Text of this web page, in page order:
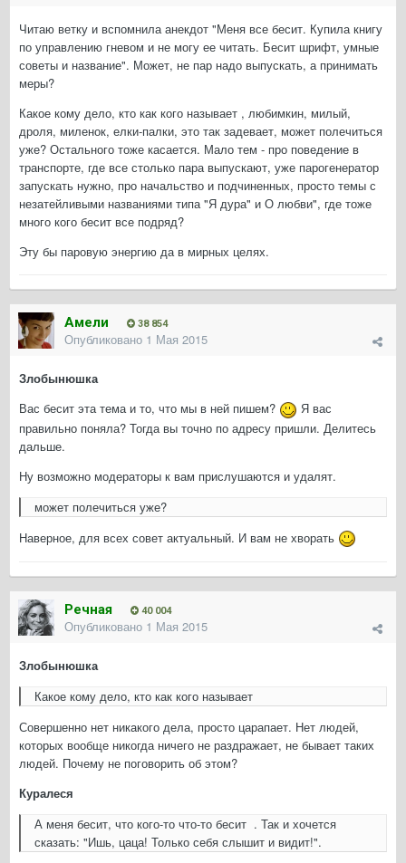
Читаю ветку и вспомнила анекдот "Меня все бесит. Купила книгу
по управлению гневом и не могу ее читать. Бесит шрифт, умные
советы и название". Может, не пар надо выпускать, а принимать
меры?
Какое кому дело, кто как кого называет , любимкин, милый,
дроля, миленок, елки-палки, это так задевает, может полечиться
уже? Остального тоже касается. Мало тем - про поведение в
транспорте, где все столько пара выпускают, уже парогенератор
запускать нужно, про начальство и подчиненных, просто темы с
незатейливыми названиями типа "Я дура" и О любви", где тоже
много кого бесит все подряд?
Эту бы паровую энергию да в мирных целях.
Амели 38 854
Опубликовано 1 Мая 2015
Злобынюшка
Вас бесит эта тема и то, что мы в ней пишем?
Я вас
правильно поняла? Тогда вы точно по адресу пришли. Делитесь
дальше.
Ну возможно модераторы к вам прислушаются и удалят.
может полечиться уже?
Наверное, для всех совет актуальный. И вам не хворать
Речная 40 004
Опубликовано 1 Мая 2015
Злобынюшка
Какое кому дело, кто как кого называет
Совершенно нет никакого дела, просто царапает. Нет людей,
которых вообще никогда ничего не раздражает, не бывает таких
людей. Почему не поговорить об этом?
Куралеся
А меня бесит, что кого-то что-то бесит . Так и хочется
сказать: "Ишь, цаца! Только себя слышит и видит!".